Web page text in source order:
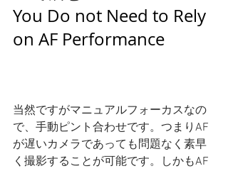
You Do not Need to Rely
on AF Performance
当然ですがマニュアルフォーカスなの
で、手動ピント合わせです。つまりAF
が遅いカメラであっても問題なく素早
く撮影することが可能です。しかもAF